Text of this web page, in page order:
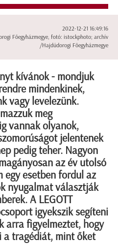
2022-12-21 16:49:16
Főegyházmegye, fotó: istockphoto; archív
/Hajdúdorogi Főegyházmegye
kívánok - mondjuk
mindenkinek,
vagy levelezünk.
meg
vannak olyanok,
jelentenek
pedig teher. Nagyon
az év utolsó
egy esetben fordul az
nyugalmat választják
A LEGOTT
igyekszik segíteni
arra figyelmeztet, hogy
a tragédiát, mint őket